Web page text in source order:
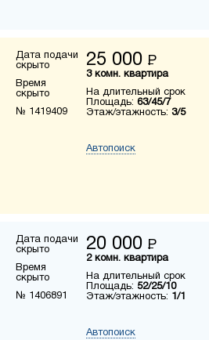
Дата подачи
скрыто
Время
скрыто
№ 1419409
25 000 Р
3 комн. квартира
На длительный срок
Площадь: 63/45/7
Этаж/этажность: 3/5
Автопоиск
Дата подачи
скрыто
Время
скрыто
№ 1406891
20 000 Р
2 комн. квартира
На длительный срок
Площадь: 52/25/10
Этаж/этажность: 1/1
Автопоиск